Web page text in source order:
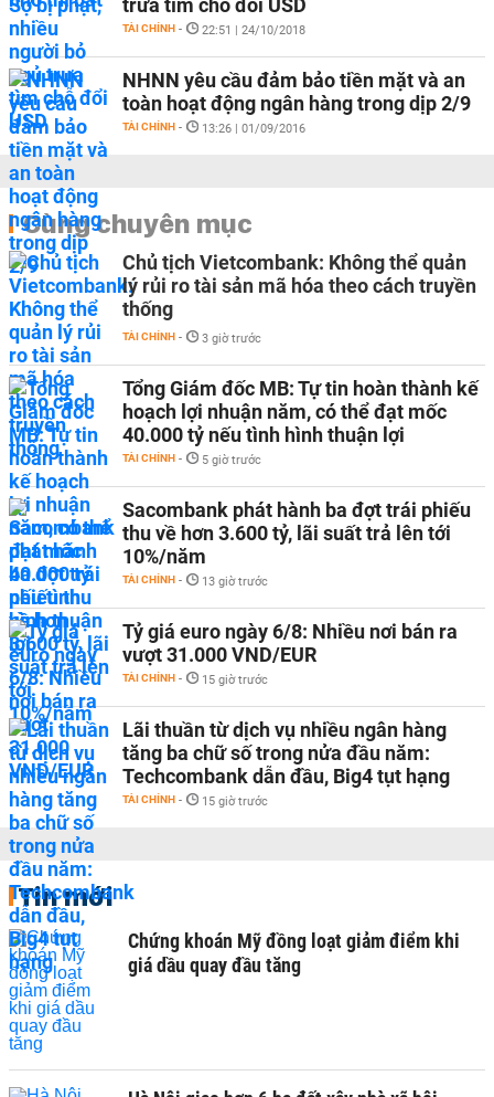
trưa tìm chỗ đổi USD
TÀI CHÍNH - 22:51 | 24/10/2018
NHNN yêu cầu đảm bảo tiền mặt và an
toàn hoạt động ngân hàng trong dịp 2/9
TÀI CHÍNH - 13:26 | 01/09/2016
Cùng chuyên mục
Chủ tịch Vietcombank: Không thể quản
lý rủi ro tài sản mã hóa theo cách truyền
thống
TÀI CHÍNH - 3 giờ trước
Tổng Giám đốc MB: Tự tin hoàn thành kế
hoạch lợi nhuận năm, có thể đạt mốc
40.000 tỷ nếu tình hình thuận lợi
TÀI CHÍNH - 5 giờ trước
Sacombank phát hành ba đợt trái phiếu
thu về hơn 3.600 tỷ, lãi suất trả lên tới
10%/năm
TÀI CHÍNH - 13 giờ trước
Tỷ giá euro ngày 6/8: Nhiều nơi bán ra
vượt 31.000 VND/EUR
TÀI CHÍNH - 15 giờ trước
Lãi thuần từ dịch vụ nhiều ngân hàng
tăng ba chữ số trong nửa đầu năm:
Techcombank dẫn đầu, Big4 tụt hạng
TÀI CHÍNH - 15 giờ trước
Tin mới
Chứng khoán Mỹ đồng loạt giảm điểm khi
giá dầu quay đầu tăng